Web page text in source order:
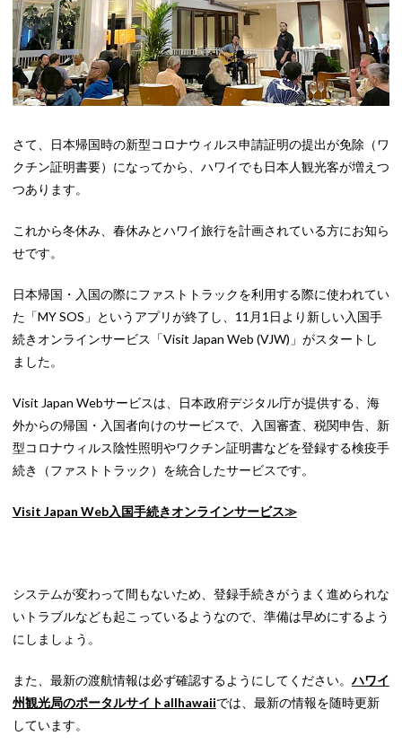
さて、日本帰国時の新型コロナウィルス申請証明の提出が免除（ワ
クチン証明書要）になってから、ハワイでも日本人観光客が増えつ
つあります。
これから冬休み、春休みとハワイ旅行を計画されている方にお知ら
せです。
日本帰国・入国の際にファストトラックを利用する際に使われてい
た「MY SOS」というアプリが終了し、11月1日より新しい入国手
続きオンラインサービス「Visit Japan Web (VJW)」がスタートし
ました。
Visit Japan Webサービスは、日本政府デジタル庁が提供する、海
外からの帰国・入国者向けのサービスで、入国審査、税関申告、新
型コロナウィルス陰性照明やワクチン証明書などを登録する検疫手
続き（ファストトラック）を統合したサービスです。
Visit Japan Web入国手続きオンラインサービス≫
システムが変わって間もないため、登録手続きがうまく進められな
いトラブルなども起こっているようなので、準備は早めにするよう
にしましょう。
また、最新の渡航情報は必ず確認するようにしてください。ハワイ
州観光局のポータルサイトallhawaiiでは、最新の情報を随時更新
しています。